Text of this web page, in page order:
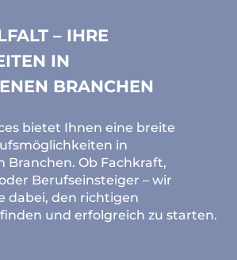
– IHRE
IN
BRANCHEN
bietet Ihnen eine breite
in
Branchen. Ob Fachkraft,
Berufseinsteiger – wir
dabei, den richtigen
und erfolgreich zu starten.